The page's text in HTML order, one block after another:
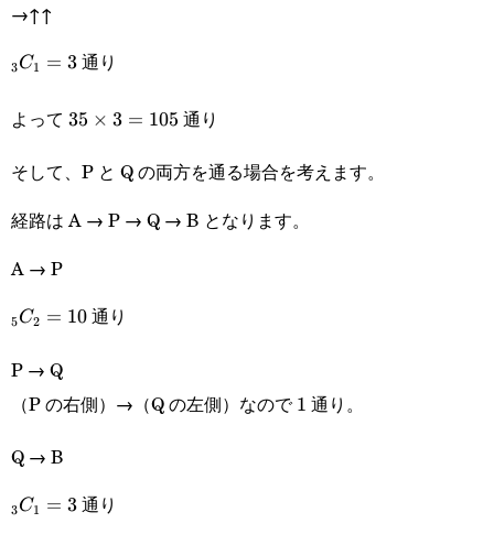
→↑↑
_3C_1=3
3C1 = 3通り
よって 35\times
35 × 3 = 105 通り
そして、P と Q の両方を通る場合を考えます。
経路は A → P → Q → B となります。
A → P
_5C_2=10
5C2 = 10通り
P → Q
（P の右側）→（Q の左側）なので1
1 通り。
Q → B
_3C_1=3
3C1 = 3通り